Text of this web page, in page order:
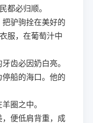
都必归顺。
驴驹拴在美好的
服，在葡萄汁中
齿必因奶白亮。
船的海口。他的
圈之中。
便低肩背重，成